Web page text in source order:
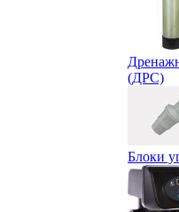
(ДРС)
Блоки